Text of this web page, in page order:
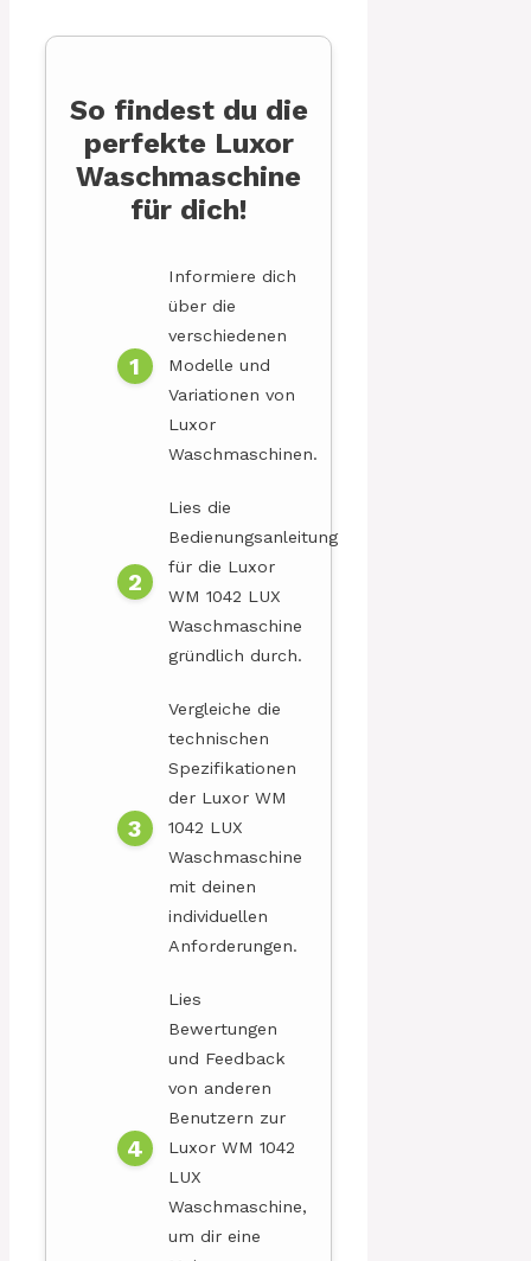
So findest du die
perfekte Luxor
Waschmaschine
für dich!
Informiere dich
über die
verschiedenen
Modelle und
Variationen von
Luxor
Waschmaschinen.
Lies die
Bedienungsanleitung
für die Luxor
WM 1042 LUX
Waschmaschine
gründlich durch.
Vergleiche die
technischen
Spezifikationen
der Luxor WM
1042 LUX
Waschmaschine
mit deinen
individuellen
Anforderungen.
Lies
Bewertungen
und Feedback
von anderen
Benutzern zur
Luxor WM 1042
LUX
Waschmaschine,
um dir eine